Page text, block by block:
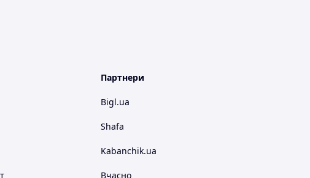
Партнери
Bigl.ua
Shafa
Kabanchik.ua
Вчасно